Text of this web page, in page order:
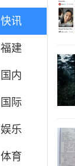
快讯
福建
国内
国际
娱乐
体育